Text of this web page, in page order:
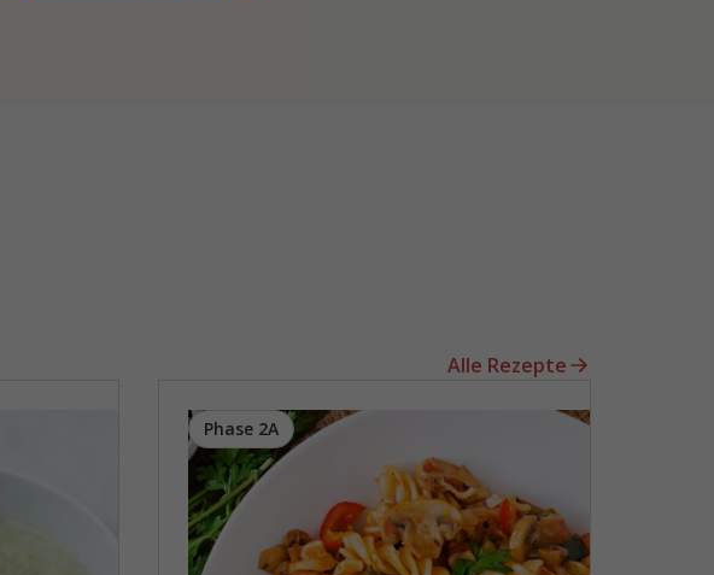
Alle Rezepte
Phase 2A